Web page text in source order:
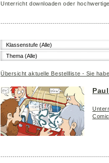
Unterricht downloaden oder
Klassenstufe (Alle)
Thema (Alle)
Übersicht aktuelle Bestellliste - Sie